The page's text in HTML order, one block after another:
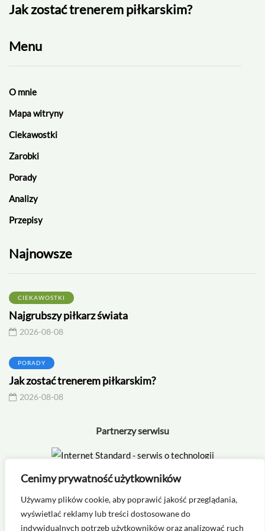
Cenimy prywatność użytkowników
Używamy plików cookie, aby poprawić jakość przeglądania,
wyświetlać reklamy lub treści dostosowane do
indywidualnych potrzeb użytkowników oraz analizować ruch
Jak zostać trenerem piłkarskim?
Menu
O mnie
Mapa witryny
Ciekawostki
Zarobki
Porady
Analizy
Przepisy
Najnowsze
CIEKAWOSTKI
Najgrubszy piłkarz świata
2026-08-08
PORADY
Jak zostać trenerem piłkarskim?
2026-08-08
Partnerzy serwisu